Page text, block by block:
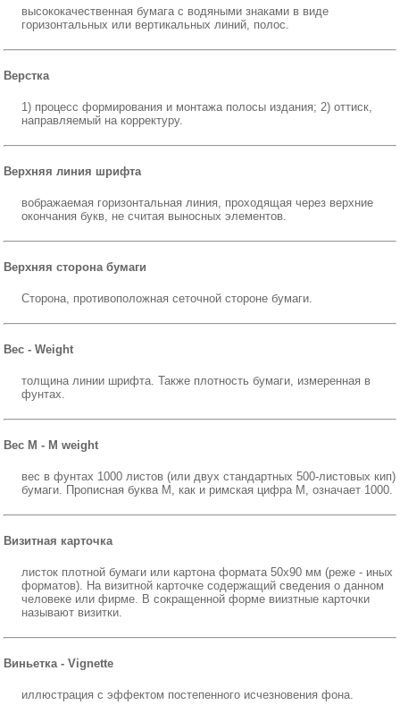
высококачественная бумага с водяными знаками в виде
горизонтальных или вертикальных линий, полос.
Верстка
1) процесс формирования и монтажа полосы издания; 2) оттиск,
направляемый на корректуру.
Верхняя линия шрифта
вображаемая горизонтальная линия, проходящая через верхние
окончания букв, не считая выносных элементов.
Верхняя сторона бумаги
Сторона, противоположная сеточной стороне бумаги.
Вес - Weight
толщина линии шрифта. Также плотность бумаги, измеренная в
фунтах.
Вес М - M weight
вес в фунтах 1000 листов (или двух стандартных 500-листовых кип)
бумаги. Прописная буква М, как и римская цифра М, означает 1000.
Визитная карточка
листок плотной бумаги или картона формата 50х90 мм (реже - иных
форматов). На визитной карточке содержащий сведения о данном
человеке или фирме. В сокращенной форме виизтные карточки
называют визитки.
Виньетка - Vignette
иллюстрация с эффектом постепенного исчезновения фона.